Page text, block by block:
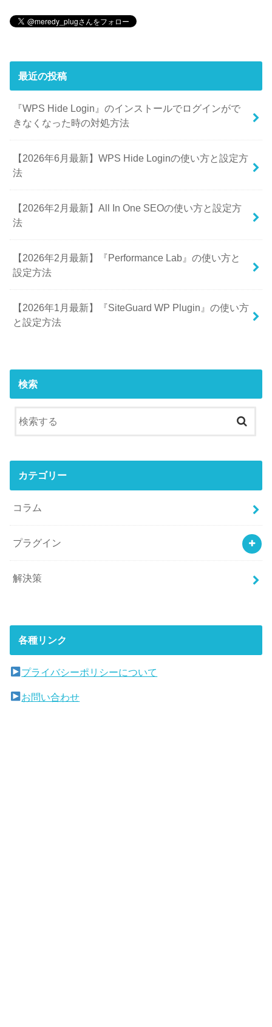
最近の投稿
『WPS Hide Login』のインストールでログインがで
きなくなった時の対処方法
【2026年6月最新】WPS Hide Loginの使い方と設定方
法
【2026年2月最新】All In One SEOの使い方と設定方
法
【2026年2月最新】『Performance Lab』の使い方と
設定方法
【2026年1月最新】『SiteGuard WP Plugin』の使い方
と設定方法
検索
カテゴリー
コラム
プラグイン
解決策
各種リンク
プライバシーポリシーについて
お問い合わせ